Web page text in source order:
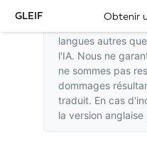
GLEIF Obtenir
Les
langues autres
l'IA. Nous ne
ne sommes pas
dommages
traduit. En cas
la version anglaise